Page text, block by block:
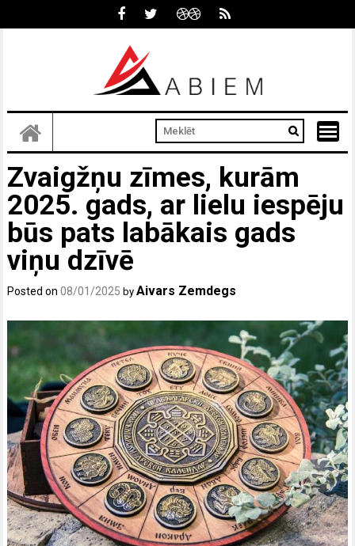
Zvaigžņu zīmes, kurām
2025. gads, ar lielu iespēju
būs pats labākais gads
viņu dzīvē
Posted on08/01/2025 byAivars Zemdegs